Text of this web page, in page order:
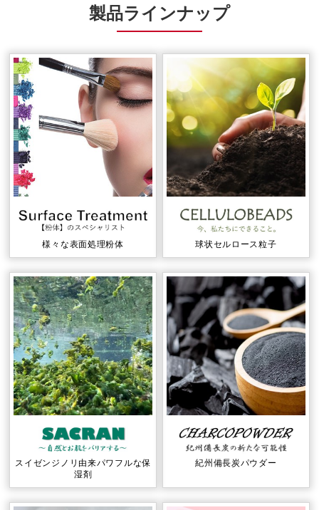
製品ラインナップ
様々な表⾯処理粉体 球状セルロース粒⼦
スイゼンジノリ由来パワフルな保
湿剤
紀州備⻑炭パウダー